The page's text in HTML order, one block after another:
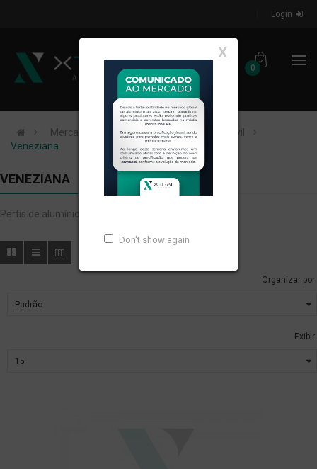
Login
0
X
Don't show again
Mercados de Atuação
Construção Civil
Veneziana
VENEZIANA
Perfis de alumínio extrudados para VENEZIANA.
Organizar por:
Exibir: